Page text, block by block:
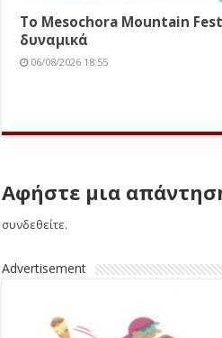
Το Mesochora Mountain
δυναμικά
06/08/2026 18:55
Αφήστε μια
συνδεθείτε.
Advertisement